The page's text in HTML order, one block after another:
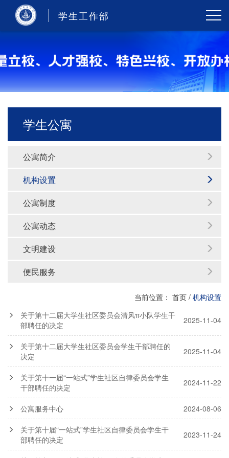
学生工作部
学生公寓
公寓简介
机构设置
公寓制度
公寓动态
文明建设
便民服务
当前位置： 首页 / 机构设置
关于第十二届大学生社区委员会清风π小队学生干
部聘任的决定
2025-11-04
关于第十二届大学生社区委员会学生干部聘任的
决定
2025-11-04
关于第十一届“一站式”学生社区自律委员会学生
干部聘任的决定
2024-11-22
公寓服务中心 2024-08-06
关于第十届“一站式”学生社区自律委员会学生干
部聘任的决定
2023-11-24